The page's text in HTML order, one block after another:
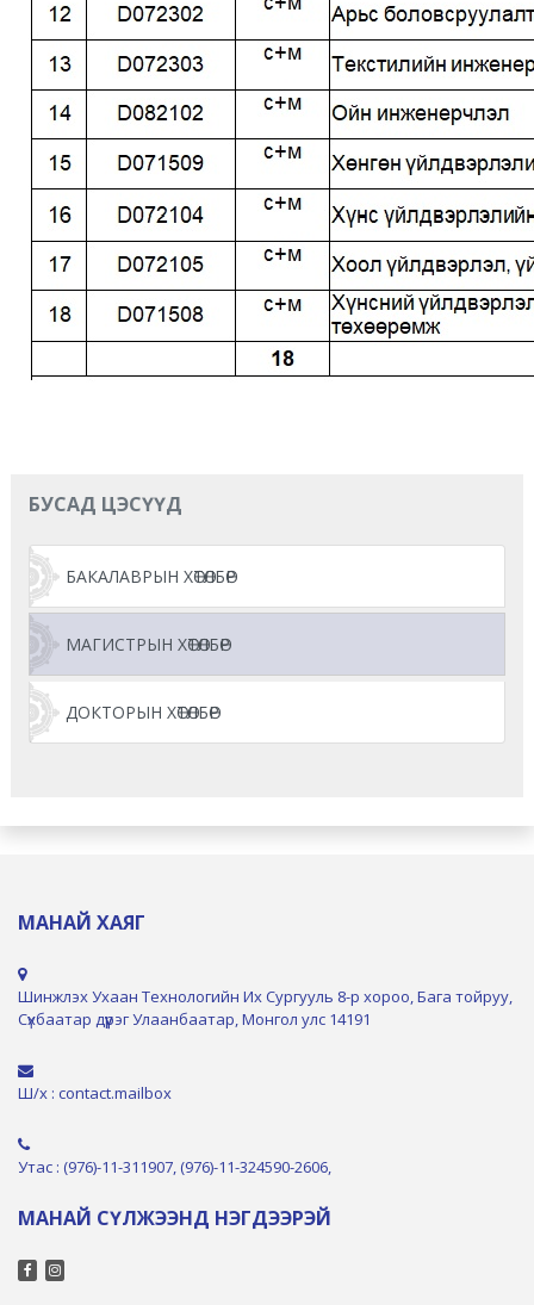
БУСАД ЦЭСҮҮД
БАКАЛАВРЫН ХӨТӨЛБӨР
МАГИСТРЫН ХӨТӨЛБӨР
ДОКТОРЫН ХӨТӨЛБӨР
МАНАЙ ХАЯГ
Шинжлэх Ухаан Технологийн Их Сургууль 8-р хороо, Бага тойруу,
Сүхбаатар дүүрэг Улаанбаатар, Монгол улс 14191
Ш/х : contact.mailbox
Утас : (976)-11-311907, (976)-11-324590-2606,
МАНАЙ СҮЛЖЭЭНД НЭГДЭЭРЭЙ